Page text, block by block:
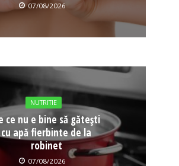
07/08/2026
NUTRITIE
ce nu e bine să gătești
cu apă fierbinte de la
robinet
07/08/2026